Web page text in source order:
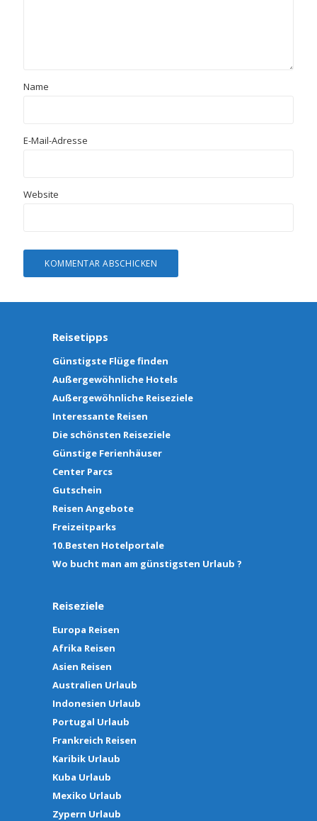
Name
E-Mail-Adresse
Website
Reisetipps
Günstigste Flüge finden
Außergewöhnliche Hotels
Außergewöhnliche Reiseziele
Interessante Reisen
Die schönsten Reiseziele
Günstige Ferienhäuser
Center Parcs
Gutschein
Reisen Angebote
Freizeitparks
10.Besten Hotelportale
Wo bucht man am günstigsten Urlaub ?
Reiseziele
Europa Reisen
Afrika Reisen
Asien Reisen
Australien Urlaub
Indonesien Urlaub
Portugal Urlaub
Frankreich Reisen
Karibik Urlaub
Kuba Urlaub
Mexiko Urlaub
Zypern Urlaub